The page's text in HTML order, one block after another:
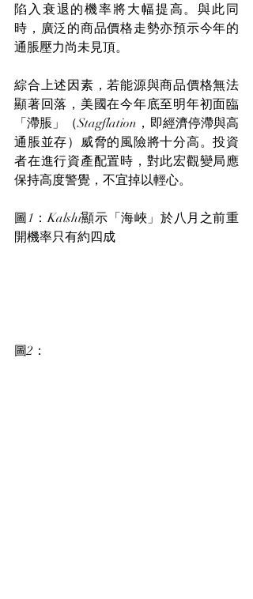
陷入衰退的機率將大幅提高。與此同
時，廣泛的商品價格走勢亦預示今年的
通脹壓力尚未見頂。
綜合上述因素，若能源與商品價格無法
顯著回落，美國在今年底至明年初面臨
「滯脹」（Stagflation，即經濟停滯與高
通脹並存）威脅的風險將十分高。投資
者在進行資產配置時，對此宏觀變局應
保持高度警覺，不宜掉以輕心。
圖1：Kalshi顯示「海峽」於八月之前重
開機率只有約四成
圖2：